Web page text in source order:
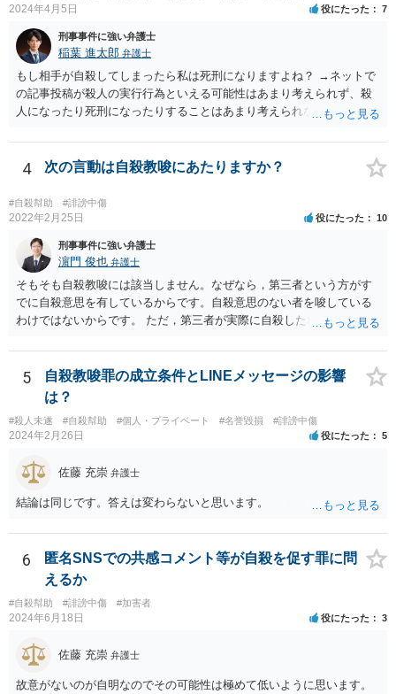
2024年4月5日 役にたった 7
刑事事件に強い弁護士
稲葉 進太郎 弁護士
もし相手が自殺してしまったら私は死刑になりますよね？ →ネットで
の記事投稿が殺人の実行行為といえる可能性はあまり考えられず、殺
人になったり死刑になったりすることはあまり考えられないように思
4 次の言動は自殺教唆にあたりますか？
#自殺幇助 #誹謗中傷
2022年2月25日 役にたった 10
刑事事件に強い弁護士
濵門 俊也 弁護士
そもそも自殺教唆には該当しません。なぜなら，第三者という方がす
でに自殺意思を有しているからです。自殺意思のない者を唆している
わけではないからです。 ただ，第三者が実際に自殺した場合，あなた
5
自殺教唆罪の成立条件とLINEメッセージの影響
は？
#殺人未遂 #自殺幇助 #個人・プライベート #名誉毀損 #誹謗中傷
2024年2月26日 役にたった 5
佐藤 充崇 弁護士
結論は同じです。答えは変わらないと思います。
6
匿名SNSでの共感コメント等が自殺を促す罪に問
えるか
#自殺幇助 #誹謗中傷 #加害者
2024年6月18日 役にたった 3
佐藤 充崇 弁護士
故意がないのが自明なのでその可能性は極めて低いように思います。